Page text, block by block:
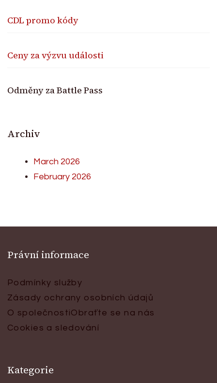
CDL promo kódy
Ceny za výzvu události
Odměny za Battle Pass
Archiv
March 2026
February 2026
Právní informace
Podmínky služby
Zásady ochrany osobních údajů
O společnostiObraťte se na nás
Cookies a sledování
Kategorie